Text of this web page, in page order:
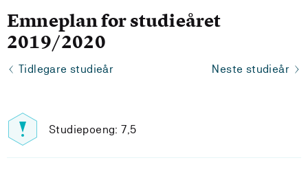
Emneplan for studieåret
2019/2020
Tidlegare studieår Neste studieår
Studiepoeng: 7,5